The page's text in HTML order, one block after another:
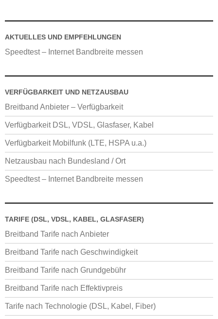
AKTUELLES UND EMPFEHLUNGEN
Speedtest – Internet Bandbreite messen
VERFÜGBARKEIT UND NETZAUSBAU
Breitband Anbieter – Verfügbarkeit
Verfügbarkeit DSL, VDSL, Glasfaser, Kabel
Verfügbarkeit Mobilfunk (LTE, HSPA u.a.)
Netzausbau nach Bundesland / Ort
Speedtest – Internet Bandbreite messen
TARIFE (DSL, VDSL, KABEL, GLASFASER)
Breitband Tarife nach Anbieter
Breitband Tarife nach Geschwindigkeit
Breitband Tarife nach Grundgebühr
Breitband Tarife nach Effektivpreis
Tarife nach Technologie (DSL, Kabel, Fiber)